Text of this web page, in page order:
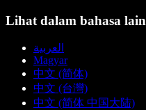
Lihat dalam bahasa lain
العربية
Magyar
中文 (简体)
中文 (台灣)
中文 (简体 中国大陆)